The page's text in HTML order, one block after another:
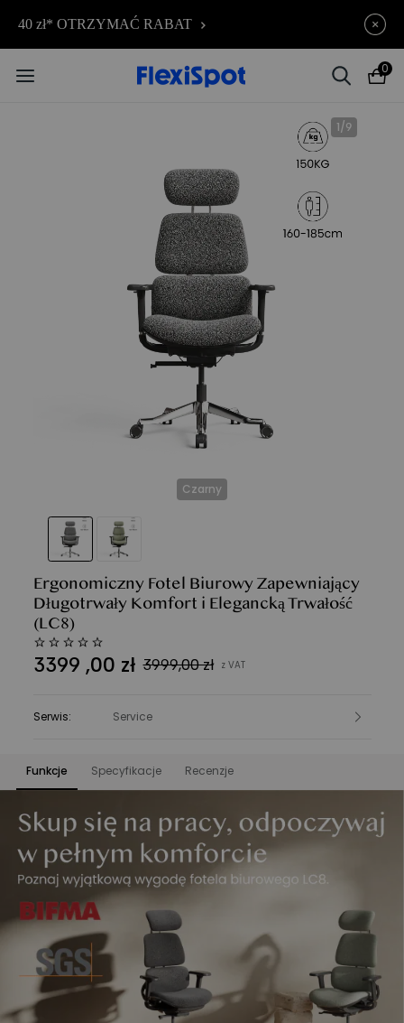
C7 Morpher – Aż 34% rabatu |
teraz już od 2499,00 zł
Kończy się za : 06
0
1/9
Czarny
Ergonomiczny Fotel Biurowy Zapewniający
Długotrwały Komfort i Elegancką Trwałość
(LC8)
3399 ,00 zł 3999,00 zł z VAT
Serwis: Service
Funkcje Specyfikacje Recenzje
40 zł* OTRZYMAĆ RABAT